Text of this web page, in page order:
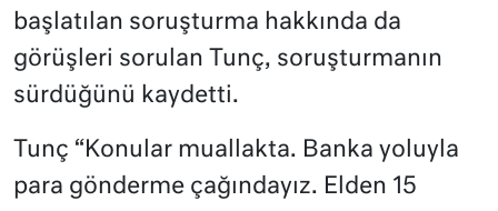
başlatılan soruşturma hakkında da
görüşleri sorulan Tunç, soruşturmanın
sürdüğünü kaydetti.
Tunç “Konular muallakta. Banka yoluyla
para gönderme çağındayız. Elden 15